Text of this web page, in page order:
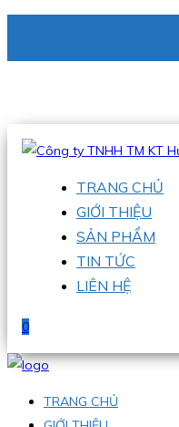
Hotline:0938 336 079
TRANG CHỦ
GIỚI THIỆU
SẢN PHẨM
TIN TỨC
LIÊN HỆ
0
TRANG CHỦ